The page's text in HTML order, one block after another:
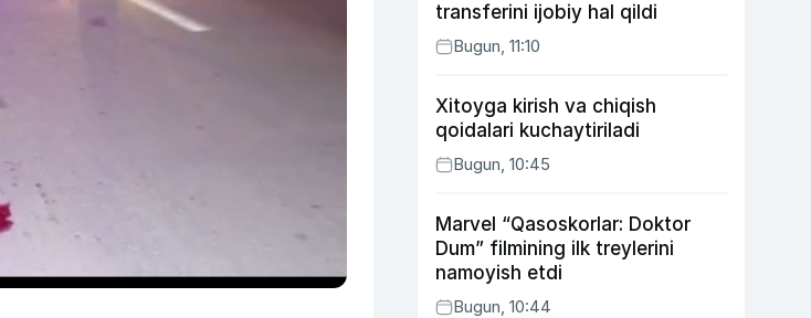
transferini ijobiy hal qildi
Bugun, 11:10
Xitoyga kirish va chiqish
qoidalari kuchaytiriladi
Bugun, 10:45
Marvel “Qasoskorlar: Doktor
Dum” filmining ilk treylerini
namoyish etdi
Bugun, 10:44